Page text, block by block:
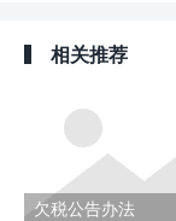
相关推荐
欠税公告办法